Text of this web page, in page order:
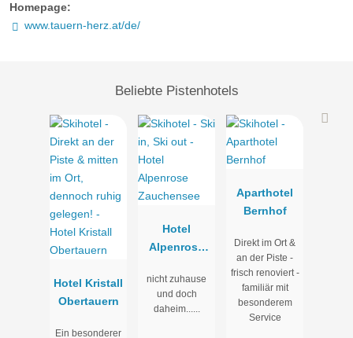
Appartement Herzensglück (95m²)
Platzwunder, Raumluxus und noch ein paar Quadratmeter
mehr. Damit Wohnen für alle zum Erlebnis wird. Einfach
Urlaub mit der Extraportion Freiheit. Es ist alles da, was man
zum Wohlfühlen braucht. Und falls irgendetwas nicht da sein
sollte, organisieren wir es gerne.
Homepage:
www.tauern-herz.at/de/
Beliebte Pistenhotels
Hotel Kristall
Obertauern
Ein besonderer
Hotel
Alpenrose
nicht zuhause
und doch
daheim......
Aparthotel
Bernhof
Direkt im Ort &
an der Piste -
frisch renoviert -
familiär mit
besonderem
Service